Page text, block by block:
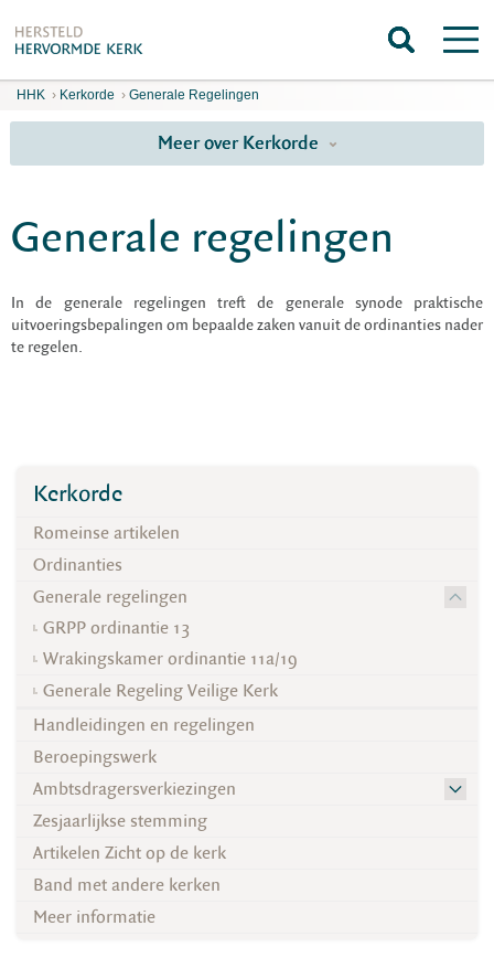
HHK › Kerkorde › Generale Regelingen
Meer over Kerkorde
Generale regelingen
In de generale regelingen treft de generale synode praktische
uitvoeringsbepalingen om bepaalde zaken vanuit de ordinanties nader
te regelen.
Kerkorde
Romeinse artikelen
Ordinanties
Generale regelingen
GRPP ordinantie 13
Wrakingskamer ordinantie 11a/19
Generale Regeling Veilige Kerk
Handleidingen en regelingen
Beroepingswerk
Ambtsdragersverkiezingen
Zesjaarlijkse stemming
Artikelen Zicht op de kerk
Band met andere kerken
Meer informatie